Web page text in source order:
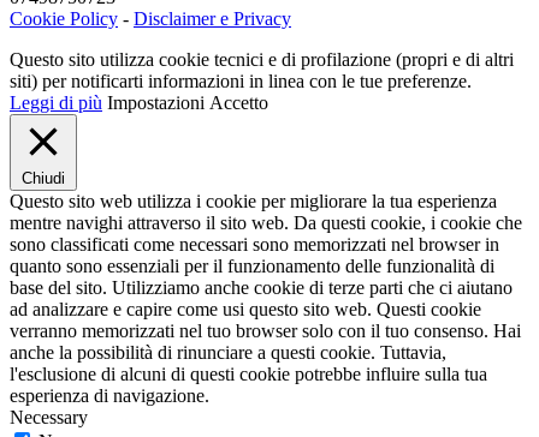
Cookie Policy - Disclaimer e Privacy
Questo sito utilizza cookie tecnici e di profilazione (propri e di altri
siti) per notificarti informazioni in linea con le tue preferenze.
Leggi di più Impostazioni Accetto
Chiudi
Questo sito web utilizza i cookie per migliorare la tua esperienza
mentre navighi attraverso il sito web. Da questi cookie, i cookie che
sono classificati come necessari sono memorizzati nel browser in
quanto sono essenziali per il funzionamento delle funzionalità di
base del sito. Utilizziamo anche cookie di terze parti che ci aiutano
ad analizzare e capire come usi questo sito web. Questi cookie
verranno memorizzati nel tuo browser solo con il tuo consenso. Hai
anche la possibilità di rinunciare a questi cookie. Tuttavia,
l'esclusione di alcuni di questi cookie potrebbe influire sulla tua
esperienza di navigazione.
Necessary